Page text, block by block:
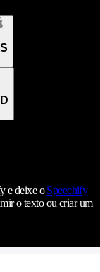
e deixe oSpeechify
o texto ou criar um